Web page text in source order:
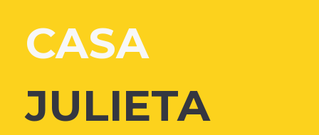
CASA
JULIETA